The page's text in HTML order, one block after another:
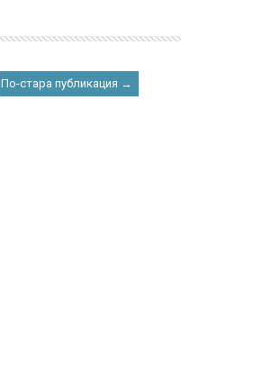
По-стара публикация →